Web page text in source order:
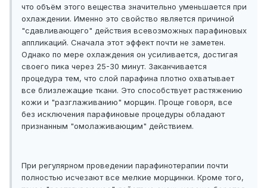
что объём этого вещества значительно уменьшается при
охлаждении. Именно это свойство является причиной
"сдавливающего" действия всевозможных парафиновых
аппликаций. Сначала этот эффект почти не заметен.
Однако по мере охлаждения он усиливается, достигая
своего пика через 25-30 минут. Заканчивается
процедура тем, что слой парафина плотно охватывает
все близлежащие ткани. Это способствует растяжению
кожи и "разглаживанию" морщин. Проще говоря, все
без исключения парафиновые процедуры обладают
признанным "омолаживающим" действием.
При регулярном проведении парафинотерапии почти
полностью исчезают все мелкие морщинки. Кроме того,